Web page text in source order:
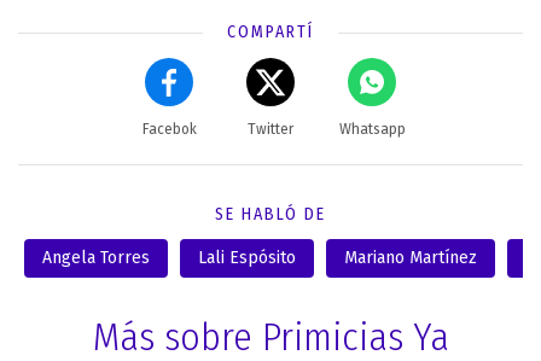
COMPARTÍ
Facebok Twitter Whatsapp
SE HABLÓ DE
Angela Torres Lali Espósito Mariano Martínez
Más sobre Primicias Ya